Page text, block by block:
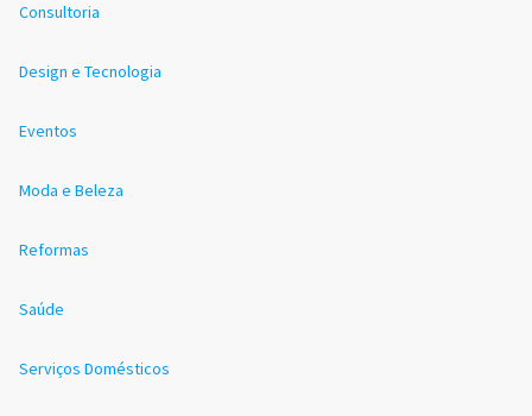
Consultoria
Design e Tecnologia
Eventos
Moda e Beleza
Reformas
Saúde
Serviços Domésticos